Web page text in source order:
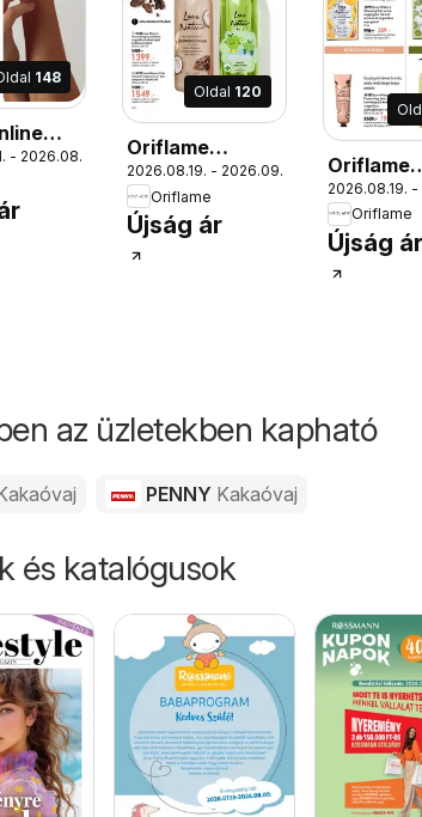
148
2026
- 2026.08.31.
Oldal 120
Oriflame
katalógus
2026/12
2026.08.19. - 2026.09.08.
Oriflame
Újság ár
Oriflame
katalógus
2026/12
2026.08.19. -
Oriflame
Újság ár
az üzletekben kapható
PENNY Kakaóvaj
és katalógusok